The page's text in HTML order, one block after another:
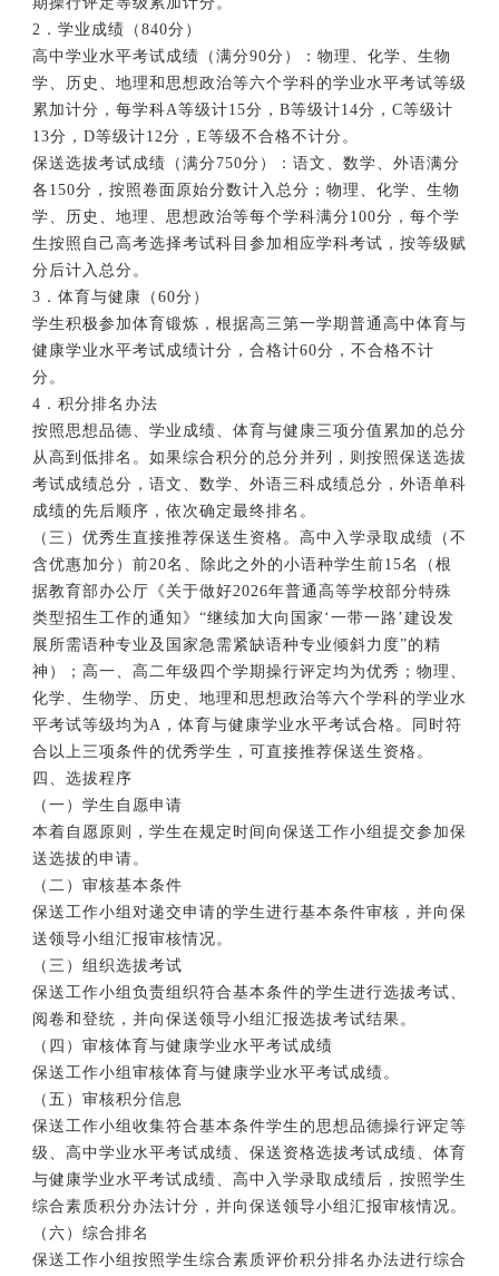
2．学业成绩（840分）
高中学业水平考试成绩（满分90分）：物理、化学、生物
学、历史、地理和思想政治等六个学科的学业水平考试等级
累加计分，每学科A等级计15分，B等级计14分，C等级计
13分，D等级计12分，E等级不合格不计分。
保送选拔考试成绩（满分750分）：语文、数学、外语满分
各150分，按照卷面原始分数计入总分；物理、化学、生物
学、历史、地理、思想政治等每个学科满分100分，每个学
生按照自己高考选择考试科目参加相应学科考试，按等级赋
分后计入总分。
3．体育与健康（60分）
学生积极参加体育锻炼，根据高三第一学期普通高中体育与
健康学业水平考试成绩计分，合格计60分，不合格不计
分。
4．积分排名办法
按照思想品德、学业成绩、体育与健康三项分值累加的总分
从高到低排名。如果综合积分的总分并列，则按照保送选拔
考试成绩总分，语文、数学、外语三科成绩总分，外语单科
成绩的先后顺序，依次确定最终排名。
（三）优秀生直接推荐保送生资格。高中入学录取成绩（不
含优惠加分）前20名、除此之外的小语种学生前15名（根
据教育部办公厅《关于做好2026年普通高等学校部分特殊
类型招生工作的通知》“继续加大向国家‘一带一路’建设发
展所需语种专业及国家急需紧缺语种专业倾斜力度”的精
神）；高一、高二年级四个学期操行评定均为优秀；物理、
化学、生物学、历史、地理和思想政治等六个学科的学业水
平考试等级均为A，体育与健康学业水平考试合格。同时符
合以上三项条件的优秀学生，可直接推荐保送生资格。
四、选拔程序
（一）学生自愿申请
本着自愿原则，学生在规定时间向保送工作小组提交参加保
送选拔的申请。
（二）审核基本条件
保送工作小组对递交申请的学生进行基本条件审核，并向保
送领导小组汇报审核情况。
（三）组织选拔考试
保送工作小组负责组织符合基本条件的学生进行选拔考试、
阅卷和登统，并向保送领导小组汇报选拔考试结果。
（四）审核体育与健康学业水平考试成绩
保送工作小组审核体育与健康学业水平考试成绩。
（五）审核积分信息
保送工作小组收集符合基本条件学生的思想品德操行评定等
级、高中学业水平考试成绩、保送资格选拔考试成绩、体育
与健康学业水平考试成绩、高中入学录取成绩后，按照学生
综合素质积分办法计分，并向保送领导小组汇报审核情况。
（六）综合排名
保送工作小组按照学生综合素质评价积分排名办法进行综合